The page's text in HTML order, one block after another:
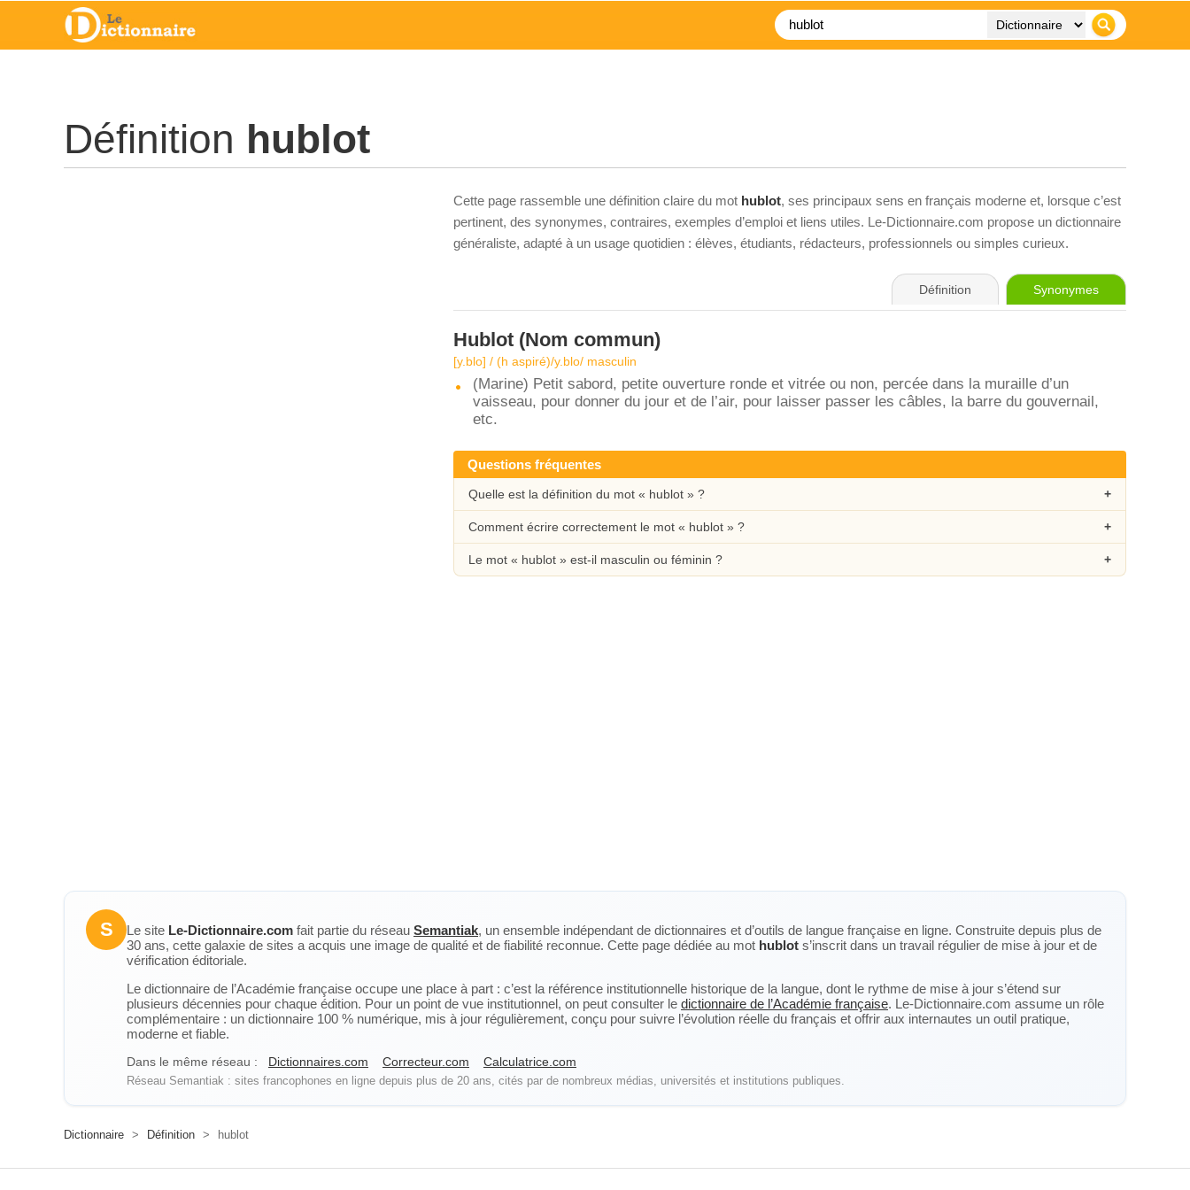
Définition hublot
Cette page rassemble une définition claire du mot hublot, ses principaux sens en français moderne et, lorsque c’est
pertinent, des synonymes, contraires, exemples d’emploi et liens utiles. Le-Dictionnaire.com propose un dictionnaire
généraliste, adapté à un usage quotidien : élèves, étudiants, rédacteurs, professionnels ou simples curieux.
Définition Synonymes
Hublot (Nom commun)
[y.blo] / (h aspiré)/y.blo/ masculin
(Marine) Petit sabord, petite ouverture ronde et vitrée ou non, percée dans la muraille d’un
vaisseau, pour donner du jour et de l’air, pour laisser passer les câbles, la barre du gouvernail,
etc.
Questions fréquentes
Quelle est la définition du mot « hublot » ?
Comment écrire correctement le mot « hublot » ?
Le mot « hublot » est-il masculin ou féminin ?
S Le site Le-Dictionnaire.com fait partie du réseau Semantiak, un ensemble indépendant de dictionnaires et d’outils de langue française en ligne. Construite depuis plus de
30 ans, cette galaxie de sites a acquis une image de qualité et de fiabilité reconnue. Cette page dédiée au mot hublot s’inscrit dans un travail régulier de mise à jour et de
vérification éditoriale.
Le dictionnaire de l’Académie française occupe une place à part : c’est la référence institutionnelle historique de la langue, dont le rythme de mise à jour s’étend sur
plusieurs décennies pour chaque édition. Pour un point de vue institutionnel, on peut consulter le dictionnaire de l’Académie française. Le-Dictionnaire.com assume un rôle
complémentaire : un dictionnaire 100 % numérique, mis à jour régulièrement, conçu pour suivre l’évolution réelle du français et offrir aux internautes un outil pratique,
moderne et fiable.
Dans le même réseau : Dictionnaires.com Correcteur.com Calculatrice.com
Réseau Semantiak : sites francophones en ligne depuis plus de 20 ans, cités par de nombreux médias, universités et institutions publiques.
Dictionnaire > Définition > hublot